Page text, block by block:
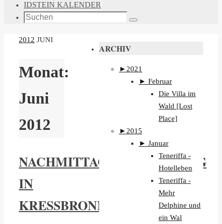
IDSTEIN KALENDER
Suchen
Suchen
START
2012 JUNI
Monat:
Juni
2012
NACHMITTAGSSPAZIERGANG
IN
KRESSBRONN
ARCHIV
► 2021
► Februar
Die Villa im
Wald [Lost
Place]
► 2015
► Januar
Teneriffa -
Hotelleben
Teneriffa -
Mehr
Delphine und
ein Wal